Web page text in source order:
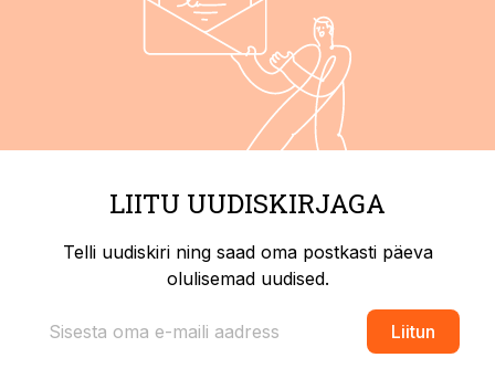
LIITU UUDISKIRJAGA
Telli uudiskiri ning saad oma postkasti päeva
olulisemad uudised.
Liitun